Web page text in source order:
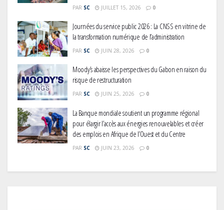
PAR SC JUILLET 15, 2026 0
Journées du service public 2026 : La CNSS en vitrine de
la transformation numérique de l’administration
PAR SC JUIN 28, 2026 0
Moody’s abaisse les perspectives du Gabon en raison du
risque de restructuration
PAR SC JUIN 25, 2026 0
La Banque mondiale soutient un programme régional
pour élargir l’accès aux énergies renouvelables et créer
des emplois en Afrique de l’Ouest et du Centre
PAR SC JUIN 23, 2026 0